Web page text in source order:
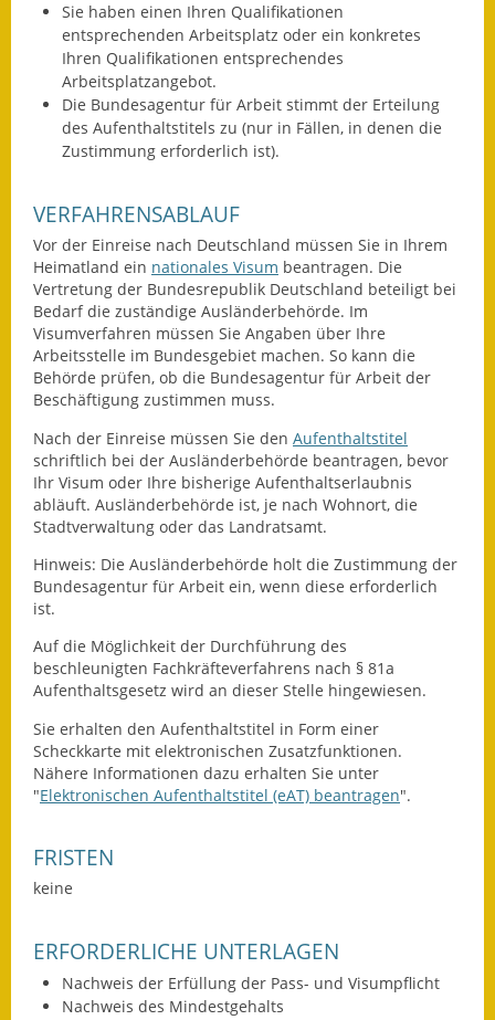
Breitbandausbau
Freizeit
Gesundheit & Soziales
Kirchen
Termine &
Veranstaltungen
Vereine
Wirtschaft
Baumaßnahmen
Sie haben einen Ihren Qualifikationen
entsprechenden Arbeitsplatz oder ein konkretes
Ihren Qualifikationen entsprechendes
Arbeitsplatzangebot.
Die Bundesagentur für Arbeit stimmt der Erteilung
des Aufenthaltstitels zu (nur in Fällen, in denen die
Zustimmung erforderlich ist).
VERFAHRENSABLAUF
Vor der Einreise nach Deutschland müssen Sie in Ihrem
Heimatland ein nationales Visum beantragen. Die
Vertretung der Bundesrepublik Deutschland beteiligt bei
Bedarf die zuständige Ausländerbehörde. Im
Visumverfahren müssen Sie Angaben über Ihre
Arbeitsstelle im Bundesgebiet machen. So kann die
Behörde prüfen, ob die Bundesagentur für Arbeit der
Beschäftigung zustimmen muss.
Nach der Einreise müssen Sie den Aufenthaltstitel
schriftlich bei der Ausländerbehörde beantragen, bevor
Ihr Visum oder Ihre bisherige Aufenthaltserlaubnis
abläuft. Ausländerbehörde ist, je nach Wohnort, die
Stadtverwaltung oder das Landratsamt.
Hinweis: Die Ausländerbehörde holt die Zustimmung der
Bundesagentur für Arbeit ein, wenn diese erforderlich
ist.
Auf die Möglichkeit der Durchführung des
beschleunigten Fachkräfteverfahrens nach § 81a
Aufenthaltsgesetz wird an dieser Stelle hingewiesen.
Sie erhalten den Aufenthaltstitel in Form einer
Scheckkarte mit elektronischen Zusatzfunktionen.
Nähere Informationen dazu erhalten Sie unter
"Elektronischen Aufenthaltstitel (eAT) beantragen".
FRISTEN
keine
ERFORDERLICHE UNTERLAGEN
Nachweis der Erfüllung der Pass- und Visumpflicht
Nachweis des Mindestgehalts